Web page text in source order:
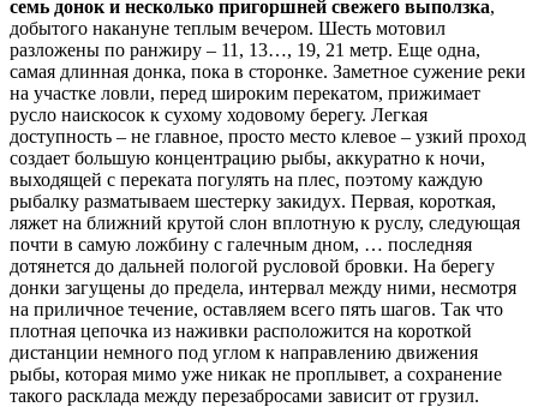
семь донок и несколько пригоршней свежего выползка,
добытого накануне теплым вечером. Шесть мотовил
разложены по ранжиру – 11, 13…, 19, 21 метр. Еще одна,
самая длинная донка, пока в сторонке. Заметное сужение реки
на участке ловли, перед широким перекатом, прижимает
русло наискосок к сухому ходовому берегу. Легкая
доступность – не главное, просто место клевое – узкий проход
создает большую концентрацию рыбы, аккуратно к ночи,
выходящей с переката погулять на плес, поэтому каждую
рыбалку разматываем шестерку закидух. Первая, короткая,
ляжет на ближний крутой слон вплотную к руслу, следующая
почти в самую ложбину с галечным дном, … последняя
дотянется до дальней пологой русловой бровки. На берегу
донки загущены до предела, интервал между ними, несмотря
на приличное течение, оставляем всего пять шагов. Так что
плотная цепочка из наживки расположится на короткой
дистанции немного под углом к направлению движения
рыбы, которая мимо уже никак не проплывет, а сохранение
такого расклада между перезабросами зависит от грузил.